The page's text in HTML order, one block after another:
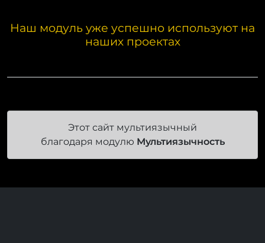
Наш модуль уже успешно используют на
Этот сайт мультиязычный
благодаря модулюМультиязычность